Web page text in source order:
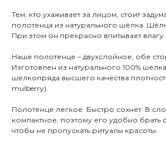
Тем, кто ухаживает за лицом, стоит
полотенца из натурального шёлка.
При этом он прекрасно впитывает влагу.
Наше полотенце – двухслойное, обе
Изготовлен из натурального 100%
шелкопряда высшего качества
mulberry).
Полотенце легкое. Быстро сохнет. В
компактное, поэтому его удобно брать
чтобы не пропускать ритуалы красоты.